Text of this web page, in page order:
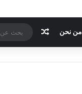
من نحن مقال عشوائي